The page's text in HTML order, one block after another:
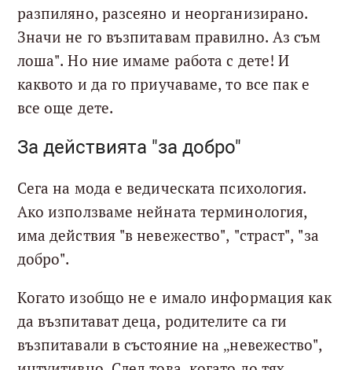
разпиляно, разсеяно и неорганизирано.
Значи не го възпитавам правилно. Аз съм
лоша". Но ние имаме работа с дете! И
каквото и да го приучаваме, то все пак е
все още дете.
За действията "за добро"
Сега на мода е ведическата психология.
Ако използваме нейната терминология,
има действия "в невежество", "страст", "за
добро".
Когато изобщо не е имало информация как
да възпитават деца, родителите са ги
възпитавали в състояние на „невежество",